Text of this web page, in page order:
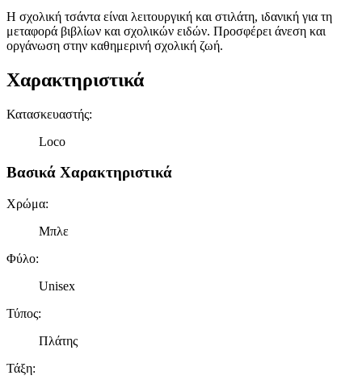
Η σχολική τσάντα είναι λειτουργική και στιλάτη, ιδανική για τη
μεταφορά βιβλίων και σχολικών ειδών. Προσφέρει άνεση και
οργάνωση στην καθημερινή σχολική ζωή.
Χαρακτηριστικά
Κατασκευαστής:
Loco
Βασικά Χαρακτηριστικά
Χρώμα:
Μπλε
Φύλο:
Unisex
Τύπος:
Πλάτης
Τάξη: